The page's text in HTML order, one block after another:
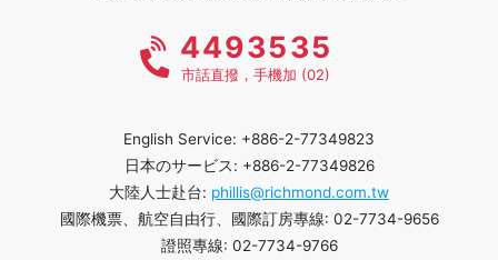
4493535
市話直撥，手機加 (02)
English Service: +886-2-77349823
日本のサービス: +886-2-77349826
大陸人士赴台: phillis@richmond.com.tw
國際機票、航空自由行、國際訂房專線: 02-7734-9656
證照專線: 02-7734-9766